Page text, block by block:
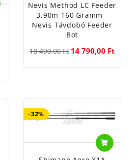
Nevis Method LC Feeder
3,90m 160 Gramm -
Nevis Távdobó Feeder
Bot
18 490,00 Ft 14 790,00 Ft
-32%